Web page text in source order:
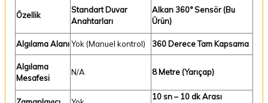
Özellik
Standart Duvar
Anahtarları
Alkan 360° Sensör (Bu
Ürün)
Algılama AlanıYok (Manuel kontrol) 360 Derece Tam Kapsama
Algılama
Mesafesi
N/A 8 Metre (Yarıçap)
10 sn – 10 dk Arası